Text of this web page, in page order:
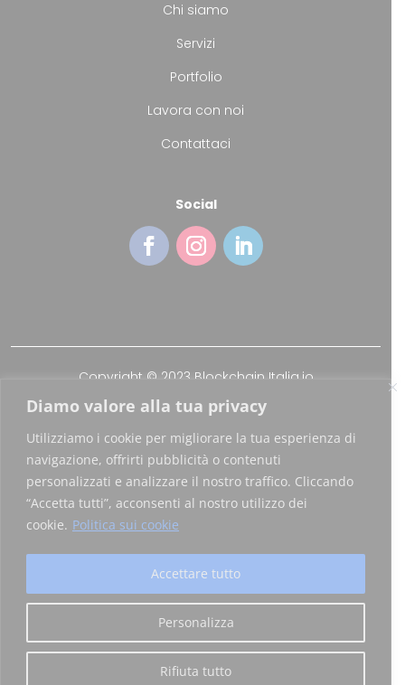
Diamo valore alla tua privacy
Utilizziamo i cookie per migliorare la tua esperienza di
navigazione, offrirti pubblicità o contenuti
personalizzati e analizzare il nostro traffico. Cliccando
“Accetta tutti”, acconsenti al nostro utilizzo dei
cookie. Politica sui cookie
Personalizza
Rifiuta tutto
Accettare tutto
Chi siamo
Servizi
Portfolio
Lavora con noi
Contattaci
Social
Copyright © 2023 Blockchain Italia.io
Via Brembo 27, 20139 Milano
Privacy Policy|Certificazioni